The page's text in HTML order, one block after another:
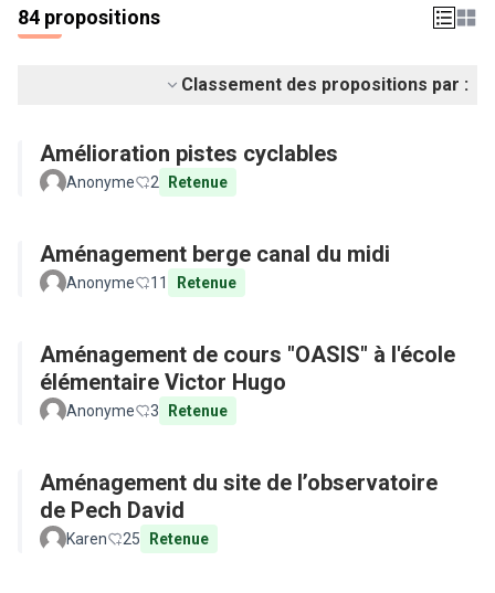
84 propositions
Classement des propositions par :
Amélioration pistes cyclables
Anonyme 2 Retenue
Aménagement berge canal du midi
Anonyme 11 Retenue
Aménagement de cours "OASIS" à l'école
élémentaire Victor Hugo
Anonyme 3 Retenue
Aménagement du site de l’observatoire
de Pech David
Karen 25 Retenue